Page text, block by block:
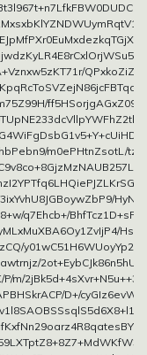
m0ePHtnZsotL/
q7Ehcb+/BhfTcz1D+sP/
m/
D+/